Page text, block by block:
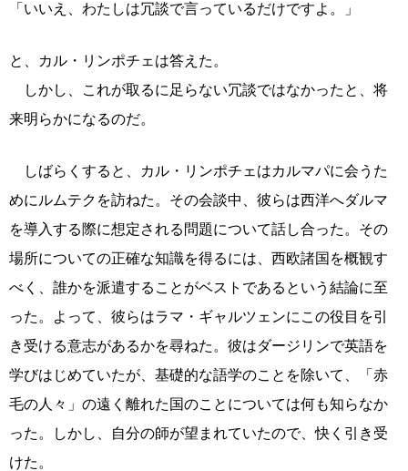
「いいえ、わたしは冗談で言っているだけですよ。」
と、カル・リンポチェは答えた。
しかし、これが取るに足らない冗談ではなかったと、将
来明らかになるのだ。
しばらくすると、カル・リンポチェはカルマパに会うた
めにルムテクを訪ねた。その会談中、彼らは西洋へダルマ
を導入する際に想定される問題について話し合った。その
場所についての正確な知識を得るには、西欧諸国を概観す
べく、誰かを派遣することがベストであるという結論に至
った。よって、彼らはラマ・ギャルツェンにこの役目を引
き受ける意志があるかを尋ねた。彼はダージリンで英語を
学びはじめていたが、基礎的な語学のことを除いて、「赤
毛の人々」の遠く離れた国のことについては何も知らなか
った。しかし、自分の師が望まれていたので、快く引き受
けた。